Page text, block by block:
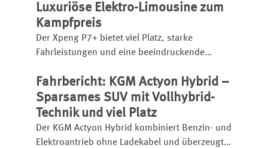
Luxuriöse Elektro-Limousine zum
Kampfpreis
Der Xpeng P7+ bietet viel Platz, starke
Fahrleistungen und eine beeindruckende
Limousine startet bereits ab 46.600 Euro und
setzt etablierte Rivalen unter Druck.
Fahrbericht: KGM Actyon Hybrid –
Sparsames SUV mit Vollhybrid-
Technik und viel Platz
Der KGM Actyon Hybrid kombiniert Benzin- und
Elektroantrieb ohne Ladekabel und überzeugt